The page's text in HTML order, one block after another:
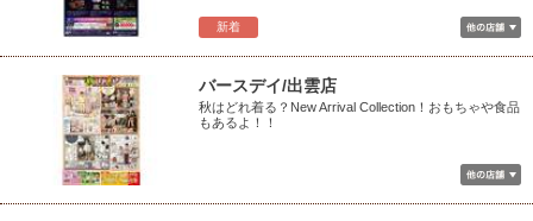
新着
バースデイ/出雲店
秋はどれ着る？New Arrival Collection！おもちゃや食品
もあるよ！！